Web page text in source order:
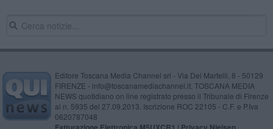
Editore Toscana Media Channel srl - Via Dei Martelli, 8 - 50129
FIRENZE - info@toscanamediachannel.it. TOSCANA MEDIA
NEWS quotidiano on line registrato presso il Tribunale di Firenze
al n. 5935 del 27.09.2013. Iscrizione ROC 22105 - C.F. e P.Iva
0620787048